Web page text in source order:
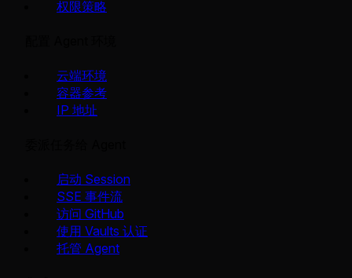
权限策略
云端环境
容器参考
IP 地址
启动 Session
SSE 事件流
访问 GitHub
使用 Vaults 认证
托管 Agent